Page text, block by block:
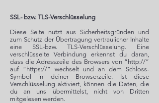
SSL- bzw. TLS-Verschlüsselung
Diese Seite nutzt aus Sicherheitsgründen und
zum Schutz der Übertragung vertraulicher Inhalte
eine SSL-bzw. TLS-Verschlüsselung. Eine
verschlüsselte Verbindung erkennst du daran,
dass die Adresszeile des Browsers von “http://”
auf “https://” wechselt und an dem Schloss-
Symbol in deiner Browserzeile. Ist diese
Verschlüsselung aktiviert, können die Daten, die
du an uns übermittelst, nicht von Dritten
mitgelesen werden.